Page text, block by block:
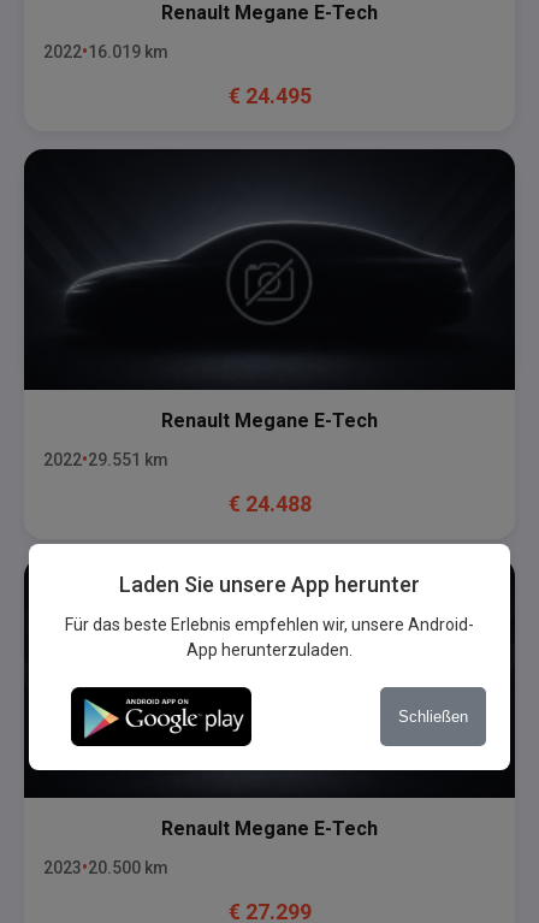
Renault Megane E-Tech
2022 16.019 km
€ 24.495
Renault Megane E-Tech
2022 29.551 km
€ 24.488
Renault Megane E-Tech
2023 20.500 km
€ 27.299
Laden Sie unsere App herunter
Für das beste Erlebnis empfehlen wir, unsere Android-
App herunterzuladen.
Schließen